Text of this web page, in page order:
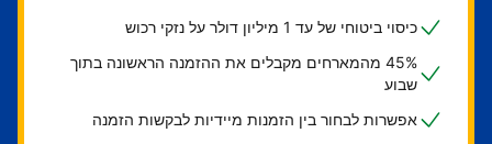
כיסוי ביטוחי של עד 1 מיליון דולר על נזקי רכוש
45% מהמארחים מקבלים את ההזמנה הראשונה בתוך
שבוע
אפשרות לבחור בין הזמנות מיידיות לבקשות הזמנה